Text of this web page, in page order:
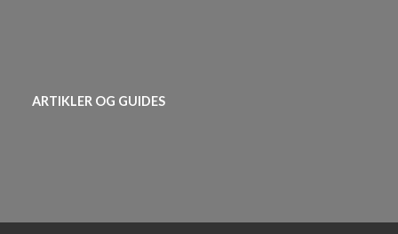
ARTIKLER OG GUIDES